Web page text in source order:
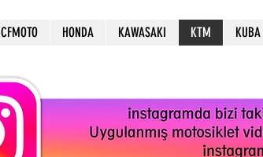
CFMOTO HONDA KAWASAKI KTM KUBA